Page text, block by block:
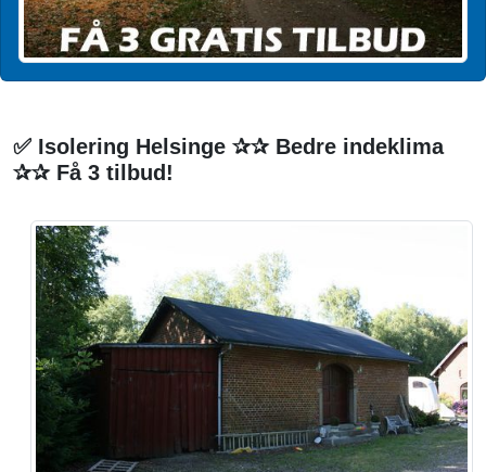
✅ Isolering Helsinge ✰✰ Bedre indeklima
✰✰ Få 3 tilbud!